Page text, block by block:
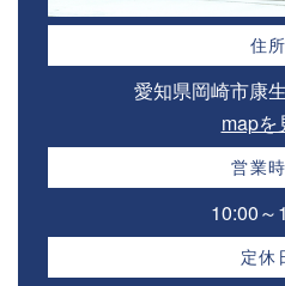
住所
愛知県岡崎市康
mapを
営業
10:00～
定休